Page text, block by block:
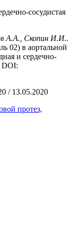
сосудистая
А.А., Скопин И.И..
02) в аортальной
и сердечно-
DOI:
/ 13.05.2020
протез,